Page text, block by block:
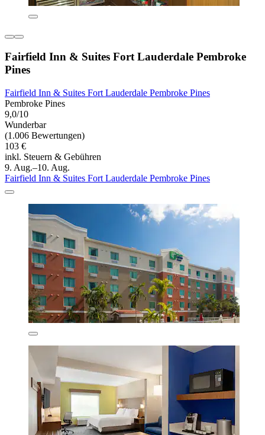
Fairfield Inn & Suites Fort Lauderdale Pembroke
Pines
Fairfield Inn & Suites Fort Lauderdale Pembroke Pines
Pembroke Pines
9,0/10
Wunderbar
(1.006 Bewertungen)
103 €
inkl. Steuern & Gebühren
9. Aug.–10. Aug.
Fairfield Inn & Suites Fort Lauderdale Pembroke Pines